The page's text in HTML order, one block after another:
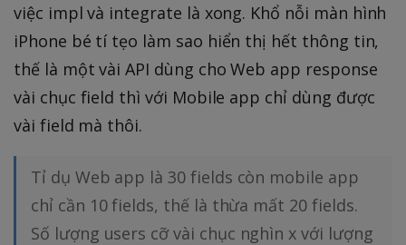
việc impl và integrate là xong. Khổ nỗi màn hình
iPhone bé tí tẹo làm sao hiển thị hết thông tin,
thế là một vài API dùng cho Web app response
vài chục field thì với Mobile app chỉ dùng được
vài field mà thôi.
Tỉ dụ Web app là 30 fields còn mobile app
chỉ cần 10 fields, thế là thừa mất 20 fields.
Số lượng users cỡ vài chục nghìn x với lượng